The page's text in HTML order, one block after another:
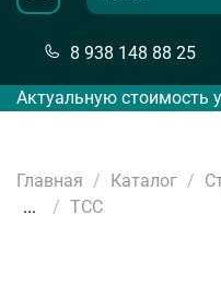
8 938 148 88 25
Актуальную стоимость
Главная Каталог
...
ТСС